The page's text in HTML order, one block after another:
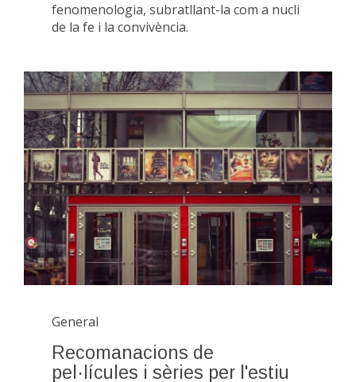
fenomenologia, subratllant-la com a nucli
de la fe i la convivència.
General
Recomanacions de
pel·lícules i sèries per l'estiu